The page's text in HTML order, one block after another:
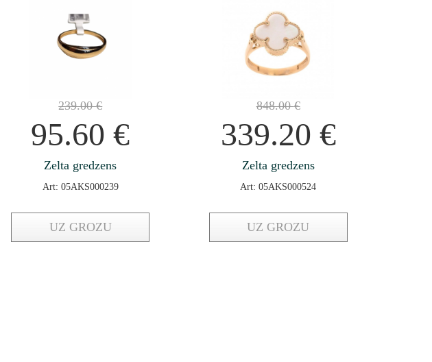
239.00€
95.60€
Zelta gredzens
Art: 05AKS000239
UZ GROZU
848.00€
339.20 €
Zelta gredzens
Art: 05AKS000524
UZ GROZU